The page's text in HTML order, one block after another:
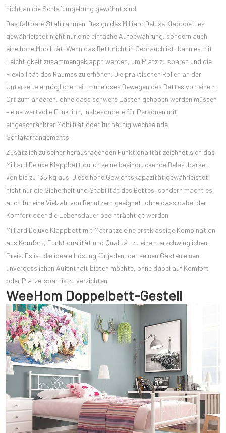
nicht an die Schlafumgebung gewöhnt sind.
Das faltbare Stahlrahmen-Design des Milliard Deluxe Klappbettes
gewährleistet nicht nur eine einfache Aufbewahrung, sondern auch
eine hohe Mobilität. Wenn das Bett nicht in Gebrauch ist, kann es mit
Leichtigkeit zusammengeklappt werden, um Platz zu sparen und die
Flexibilität des Raumes zu erhöhen. Die praktischen Rollen an der
Unterseite ermöglichen ein müheloses Bewegen des Bettes von einem
Ort zum anderen, ohne dass schwere Lasten gehoben werden müssen
– eine wertvolle Funktion, insbesondere für Personen mit
eingeschränkter Mobilität oder für häufig wechselnde
Schlafarrangements.
Zusätzlich zu seiner herausragenden Funktionalität zeichnet sich das
Milliard Deluxe Klappbett durch seine beeindruckende Belastbarkeit
von bis zu 135 kg aus. Diese hohe Gewichtskapazität gewährleistet
nicht nur die Sicherheit und Stabilität des Bettes, sondern macht es
auch für eine Vielzahl von Benutzern geeignet, ohne dass dabei der
Komfort oder die Lebensdauer beeinträchtigt werden.
Milliard Deluxe Klappbett mit Matratze eine erstklassige Kombination
aus Komfort, Funktionalität und Qualität zu einem erschwinglichen
Preis. Es ist die ideale Lösung für jeden, der seinen Gästen einen
unvergesslichen Aufenthalt bieten möchte, ohne dabei auf Komfort
oder Platzersparnis zu verzichten.
WeeHom Doppelbett-Gestell